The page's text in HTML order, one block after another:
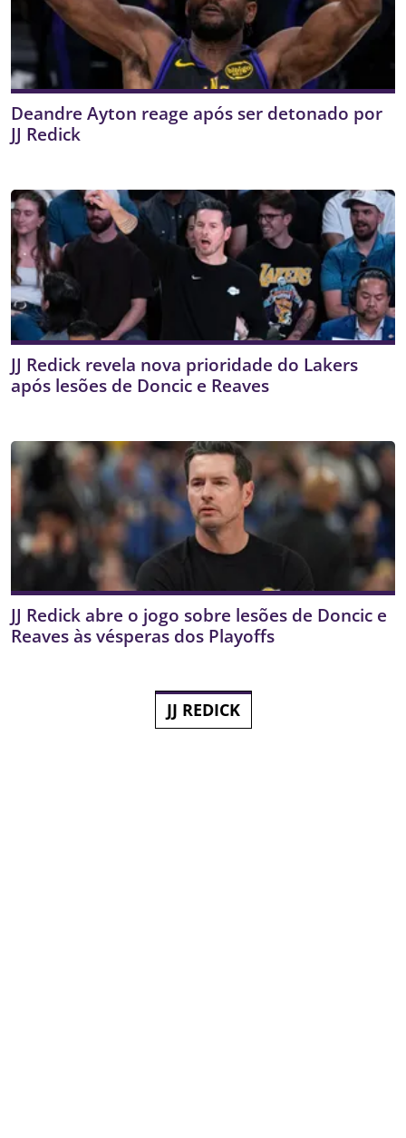
Deandre Ayton reage após ser detonado por
JJ Redick
JJ Redick revela nova prioridade do Lakers
após lesões de Doncic e Reaves
JJ Redick abre o jogo sobre lesões de Doncic e
Reaves às vésperas dos Playoffs
JJ REDICK